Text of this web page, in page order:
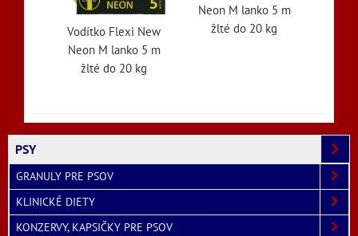
Vodítko Flexi New
Neon M lanko 5 m
žlté do 20 kg
Neon M lanko 5 m
žlté do 20 kg
PSY
GRANULY PRE PSOV
KLINICKÉ DIETY
KONZERVY, KAPSIČKY PRE PSOV